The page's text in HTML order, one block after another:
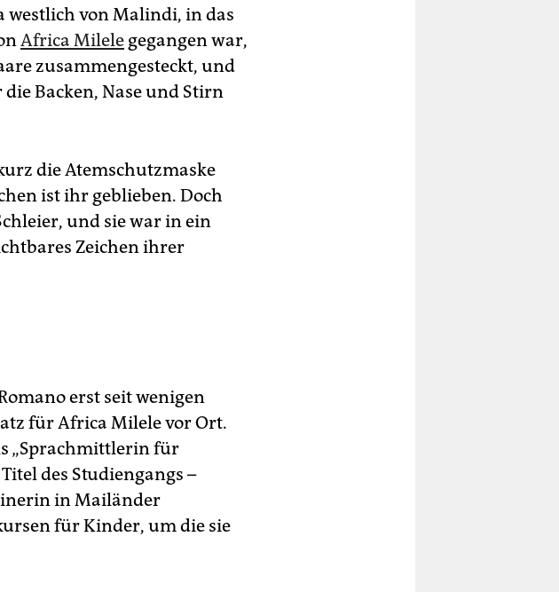
westlich von Malindi, in das
Africa Milele gegangen war,
zusammengesteckt, und
Backen, Nase und Stirn
die Atemschutzmaske
ist ihr geblieben. Doch
und sie war in ein
Zeichen ihrer
erst seit wenigen
für Africa Milele vor Ort.
„Sprachmittlerin für
des Studiengangs –
in Mailänder
für Kinder, um die sie